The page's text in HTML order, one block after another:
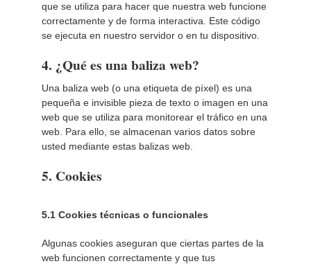
que se utiliza para hacer que nuestra web funcione
correctamente y de forma interactiva. Este código
se ejecuta en nuestro servidor o en tu dispositivo.
4. ¿Qué es una baliza web?
Una baliza web (o una etiqueta de píxel) es una
pequeña e invisible pieza de texto o imagen en una
web que se utiliza para monitorear el tráfico en una
web. Para ello, se almacenan varios datos sobre
usted mediante estas balizas web.
5. Cookies
5.1 Cookies técnicas o funcionales
Algunas cookies aseguran que ciertas partes de la
web funcionen correctamente y que tus